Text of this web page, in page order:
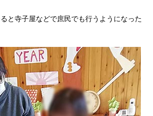
と寺子屋などで庶民でも行うようになった